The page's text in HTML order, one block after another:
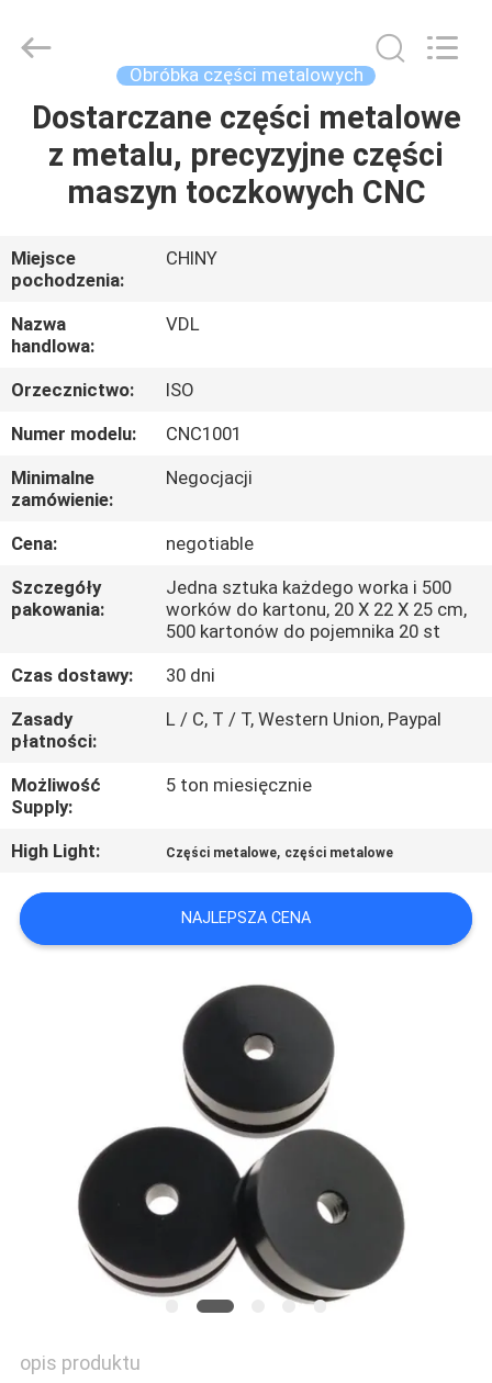
DOM
PRODUKTY
O
NAS
WYCIECZKA
PO
FABRYCE
KONTROLA
JAKOŚCI
SITEMAP
PRIVACY
POLICY
LTD.
Obróbka części metalowych
Dostarczane części metalowe
z metalu, precyzyjne części
maszyn toczkowych CNC
Miejsce
pochodzenia:
CHINY
Nazwa
handlowa:
VDL
Orzecznictwo:
ISO
Numer modelu:
CNC1001
Minimalne
zamówienie:
Negocjacji
Cena:
negotiable
Szczegóły
pakowania:
Jedna sztuka każdego worka i 500
worków do kartonu, 20 X 22 X 25 cm,
500 kartonów do pojemnika 20 st
Czas dostawy:
30 dni
Zasady
płatności:
L / C, T / T, Western Union, Paypal
Możliwość
Supply:
5 ton miesięcznie
High Light: Części metalowe, części metalowe
NAJLEPSZA CENA
opis produktu